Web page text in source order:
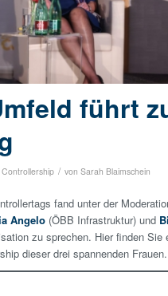
führt
/ von Sarah Blaimschein
fand unter der
Angelo (ÖBB Infrastruktur) und
zu sprechen. Hier finden
dieser drei spannenden Frauen.